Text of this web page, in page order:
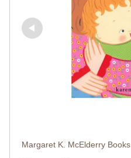
Margaret K. McElderry Books